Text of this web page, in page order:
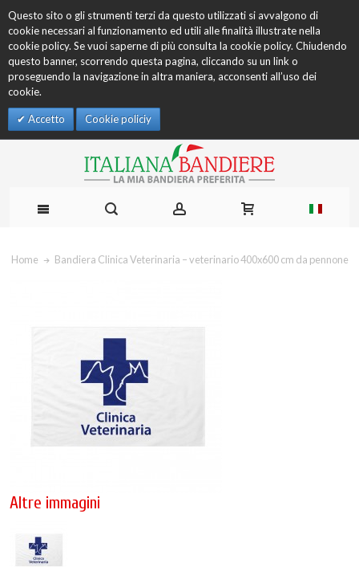
Questo sito o gli strumenti terzi da questo utilizzati si avvalgono di
cookie necessari al funzionamento ed utili alle finalità illustrate nella
cookie policy. Se vuoi saperne di più consulta la cookie policy. Chiudendo
questo banner, scorrendo questa pagina, cliccando su un link o
proseguendo la navigazione in altra maniera, acconsenti all’uso dei
cookie.
Accetto Cookie policiy
Home Bandiera Clinica Veterinaria – veterinario 400x600 cm da pennone
Altre immagini